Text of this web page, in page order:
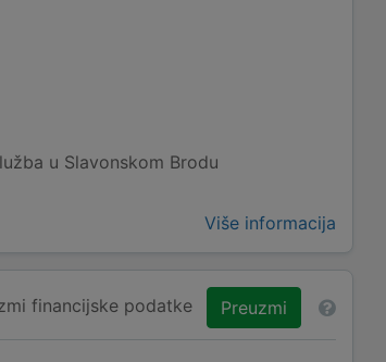
u Slavonskom Brodu
Više informacija
financijske podatke Preuzmi